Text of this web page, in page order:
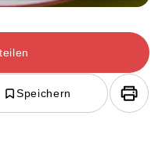
Speichern